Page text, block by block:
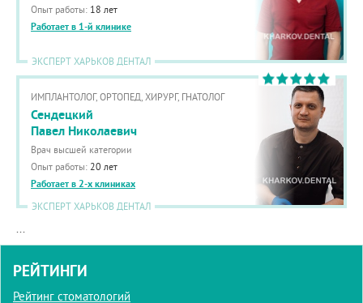
Опыт работы: 18 лет
Работает в 1-й клинике
ЭКСПЕРТ ХАРЬКОВ ДЕНТАЛ
ИМПЛАНТОЛОГ, ОРТОПЕД, ХИРУРГ, ГНАТОЛОГ
Сендецкий
Павел Николаевич
Врач высшей категории
Опыт работы: 20 лет
Работает в 2-х клиниках
ЭКСПЕРТ ХАРЬКОВ ДЕНТАЛ
...
РЕЙТИНГИ
Рейтинг стоматологий